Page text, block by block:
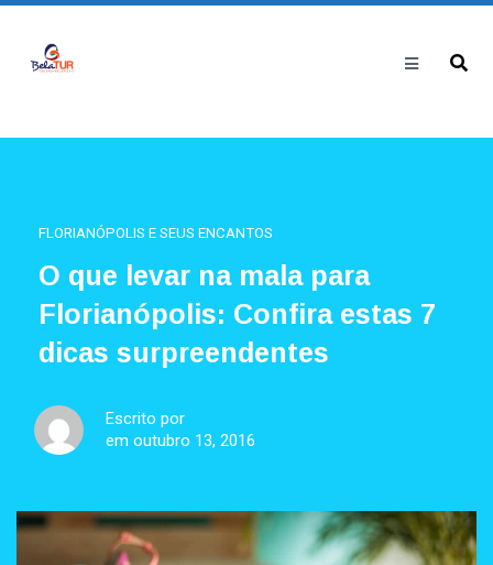
FLORIANÓPOLIS E SEUS ENCANTOS
O que levar na mala para
Florianópolis: Confira estas 7
dicas surpreendentes
Escrito por
em outubro 13, 2016